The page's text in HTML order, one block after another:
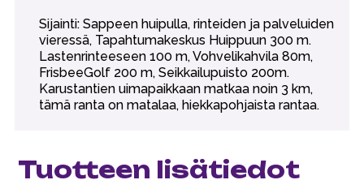
Sijainti: Sappeen huipulla, rinteiden ja palveluiden
vieressä, Tapahtumakeskus Huippuun 300 m.
Lastenrinteeseen 100 m, Vohvelikahvila 80m,
FrisbeeGolf 200 m, Seikkailupuisto 200m.
Karustantien uimapaikkaan matkaa noin 3 km,
tämä ranta on matalaa, hiekkapohjaista rantaa.
Tuotteen lisätiedot